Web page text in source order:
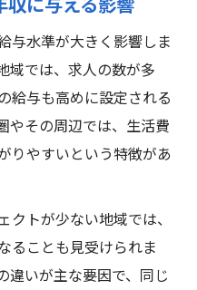
に与える影響
与水準が大きく影響しま
域では、求人の数が多
給与も高めに設定される
やその周辺では、生活費
りやすいという特徴があ
トが少ない地域では、
ることも見受けられま
違いが主な要因で、同じ